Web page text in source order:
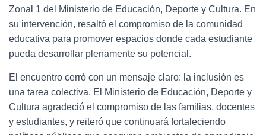
Zonal 1 del Ministerio de Educación, Deporte y Cultura. En
su intervención, resaltó el compromiso de la comunidad
educativa para promover espacios donde cada estudiante
pueda desarrollar plenamente su potencial.
El encuentro cerró con un mensaje claro: la inclusión es
una tarea colectiva. El Ministerio de Educación, Deporte y
Cultura agradeció el compromiso de las familias, docentes
y estudiantes, y reiteró que continuará fortaleciendo